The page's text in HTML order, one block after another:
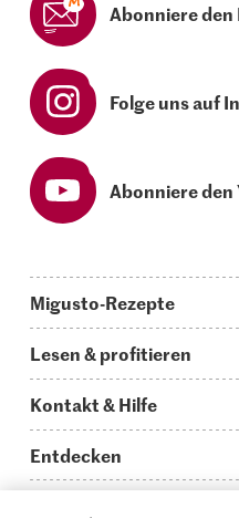
Abonniere
Folge uns auf
Abonniere den
Migusto-Rezepte
Was koche ich heute?
Hauptgerichte
Schnelle & einfache
Lesen & profitieren
Storys
How to-Videos
Kontakt & Hilfe
Infos zum Kochen mit
Entdecken
Supermarkt